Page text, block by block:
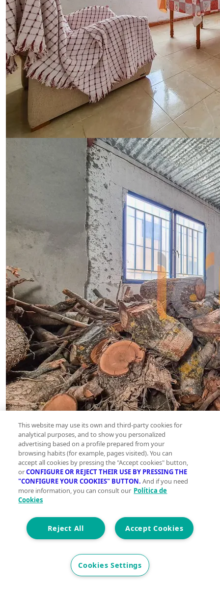
This website may use its own and third-party cookies for
analytical purposes, and to show you personalized
advertising based on a profile prepared from your
browsing habits (for example, pages visited). You can
accept all cookies by pressing the "Accept cookies" button,
orCONFIGURE OR REJECT THEIR USE BY PRESSING THE
"CONFIGURE YOUR COOKIES" BUTTON. And if you need
more information, you can consult our Política de
Cookies
Accept Cookies
Reject All
Cookies Settings